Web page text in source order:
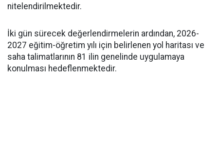
nitelendirilmektedir.
İki gün sürecek değerlendirmelerin ardından, 2026-
2027 eğitim-öğretim yılı için belirlenen yol haritası ve
saha talimatlarının 81 ilin genelinde uygulamaya
konulması hedeflenmektedir.